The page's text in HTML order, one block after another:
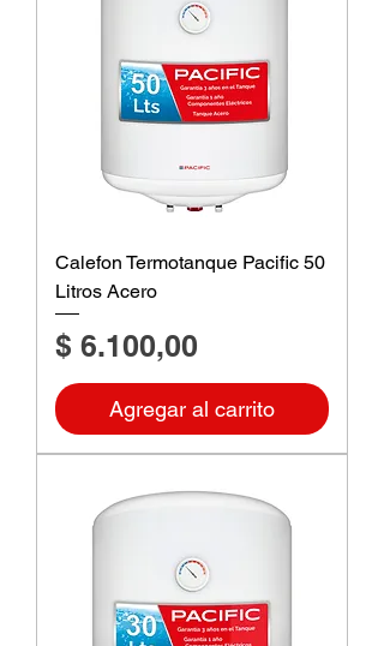
Calefon Termotanque Pacific 50
Litros Acero
Precio
$ 6.100,00
Agregar al carrito